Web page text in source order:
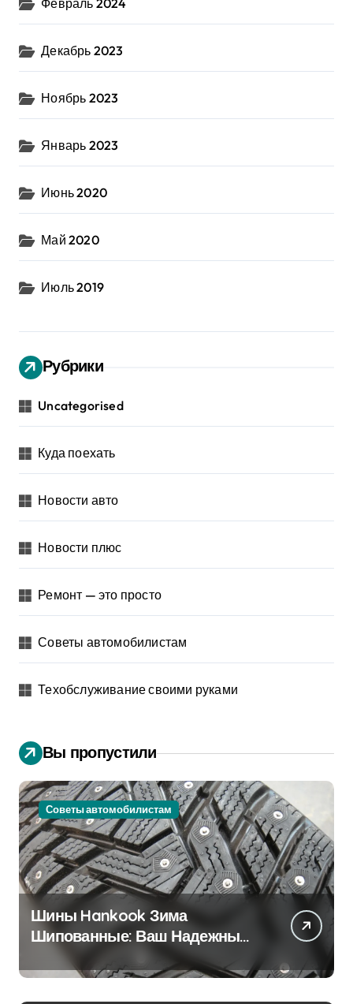
Февраль 2024
Декабрь 2023
Ноябрь 2023
Январь 2023
Июнь 2020
Май 2020
Июль 2019
Рубрики
Uncategorised
Куда поехать
Новости авто
Новости плюс
Ремонт — это просто
Советы автомобилистам
Техобслуживание своими руками
Вы пропустили
Советы автомобилистам
Шины Hankook Зима
Шипованные: Ваш Надежный
Партнёр на Снежных Дорогах